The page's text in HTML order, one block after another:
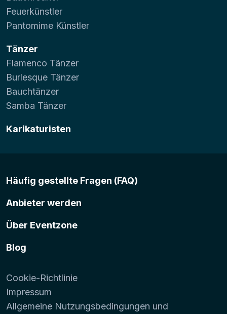
Feuerkünstler
Pantomime Künstler
Tänzer
Flamenco Tänzer
Burlesque Tänzer
Bauchtänzer
Samba Tänzer
Karikaturisten
Häufig gestellte Fragen (FAQ)
Anbieter werden
Über Eventzone
Blog
Cookie-Richtlinie
Impressum
Allgemeine Nutzungsbedingungen und